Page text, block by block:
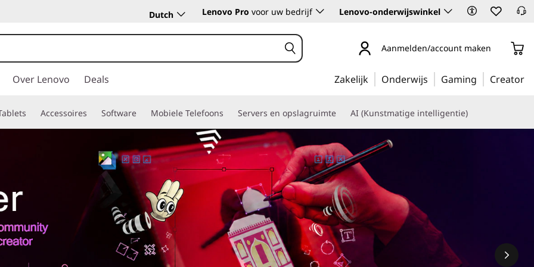
Dutch Lenovo Pro voor uw bedrijf Lenovo-onderwijswinkel
Aanmelden/account maken
Over Lenovo Deals Zakelijk Onderwijs Gaming Creator
Accessoires Software Mobiele Telefoons Servers en opslagruimte AI (Kunstmatige intelligentie)